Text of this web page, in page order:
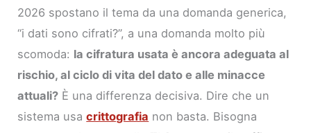
2026 spostano il tema da una domanda generica,
“i dati sono cifrati?”, a una domanda molto più
scomoda: la cifratura usata è ancora adeguata al
rischio, al ciclo di vita del dato e alle minacce
attuali? È una differenza decisiva. Dire che un
sistema usacrittografia non basta. Bisogna